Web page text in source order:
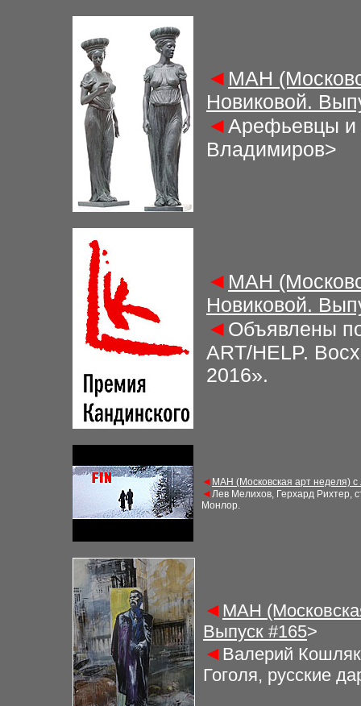
◄ МАН
Новиковой.
◄Арефьевцы и
Владимиров>
◄ МАН
Новиковой.
◄ Объявлены
ART/HELP.
2016».
◄ МАН (Московская арт неделя)
◄Лев Мелихов, Герхард Рихтер,
Монлор.
◄ МАН
Выпуск #165>
◄ Валерий
Гоголя, русские